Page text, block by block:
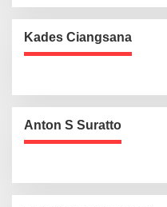
Kades Ciangsana
Anton S Suratto